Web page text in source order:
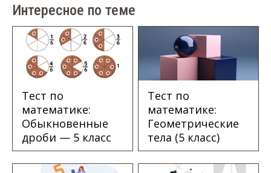
Интересное по теме
Тест по
математике:
Обыкновенные
дроби — 5 класс
Тест по
математике:
Геометрические
тела (5 класс)